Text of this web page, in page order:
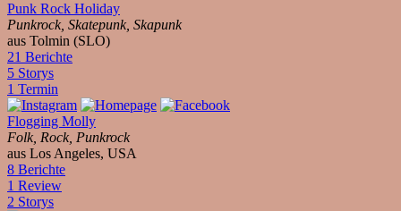
Punk Rock Holiday
Punkrock, Skatepunk, Skapunk
aus Tolmin (SLO)
21 Berichte
5 Storys
1 Termin
Flogging Molly
Folk, Rock, Punkrock
aus Los Angeles, USA
8 Berichte
1 Review
2 Storys